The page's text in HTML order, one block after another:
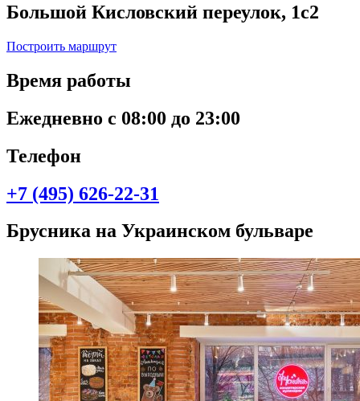
Большой Кисловский переулок, 1с2
Построить маршрут
Время работы
Ежедневно с 08:00 до 23:00
Телефон
+7 (495) 626-22-31
Брусника на Украинском бульваре